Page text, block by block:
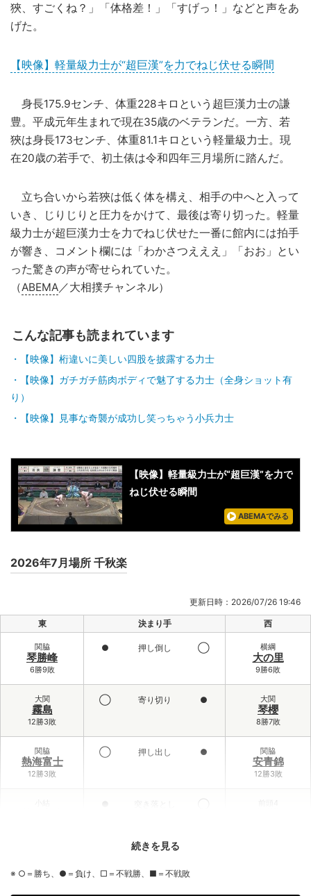
狹、すごくね？」「体格差！」「すげっ！」などと声をあ
げた。
【映像】軽量級力士が“超巨漢”を力でねじ伏せる瞬間
身長175.9センチ、体重228キロという超巨漢力士の謙
豊。平成元年生まれで現在35歳のベテランだ。一方、若
狹は身長173センチ、体重81.1キロという軽量級力士。現
在20歳の若手で、初土俵は令和四年三月場所に踏んだ。
立ち合いから若狹は低く体を構え、相手の中へと入って
いき、じりじりと圧力をかけて、最後は寄り切った。軽量
級力士が超巨漢力士を力でねじ伏せた一番に館内には拍手
が響き、コメント欄には「わかさつえええ」「おお」とい
った驚きの声が寄せられていた。
（ABEMA／大相撲チャンネル）
こんな記事も読まれています
【映像】桁違いに美しい四股を披露する力士
【映像】ガチガチ筋肉ボディで魅了する力士（全身ショット有
り）
【映像】見事な奇襲が成功し笑っちゃう小兵力士
【映像】軽量級力士が“超巨漢”を力で
ねじ伏せる瞬間
ABEMAでみる
2026年7月場所 千秋楽
更新日時：2026/07/26 19:46
東 決まり手 西
関脇
琴勝峰
6勝9敗
● 押し倒し ◯ 横綱
大の里
9勝6敗
大関
霧島
12勝3敗
◯ 寄り切り ● 大関
琴櫻
8勝7敗
関脇
熱海富士
12勝3敗
◯ 押し出し ● 関脇
安青錦
12勝3敗
前頭4
9勝6敗
続きを見る
※ ○＝勝ち、●＝負け、□＝不戦勝、■＝不戦敗